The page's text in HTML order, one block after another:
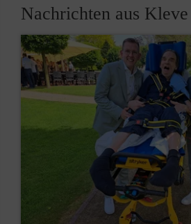
Nachrichten aus Kleve